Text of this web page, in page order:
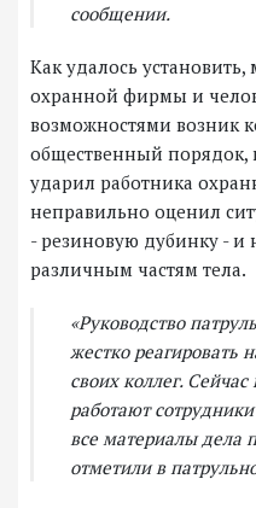
сообщении.
Как удалось
охранной фирмы и
возможностями возник
общественный порядок,
ударил работника
неправильно оценил
- резиновую дубинку - и
различным частям тела.
«Руководство
жестко реагировать
своих коллег.
работают
все материалы дела
отметили в